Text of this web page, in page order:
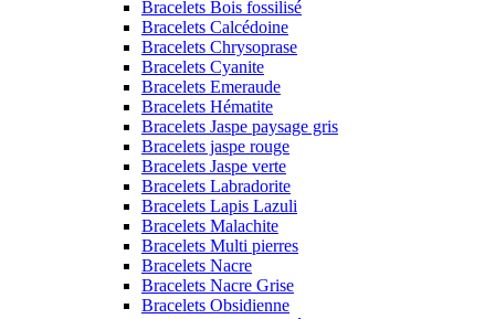
Bracelets Bois fossilisé
Bracelets Calcédoine
Bracelets Chrysoprase
Bracelets Cyanite
Bracelets Emeraude
Bracelets Hématite
Bracelets Jaspe paysage gris
Bracelets jaspe rouge
Bracelets Jaspe verte
Bracelets Labradorite
Bracelets Lapis Lazuli
Bracelets Malachite
Bracelets Multi pierres
Bracelets Nacre
Bracelets Nacre Grise
Bracelets Obsidienne